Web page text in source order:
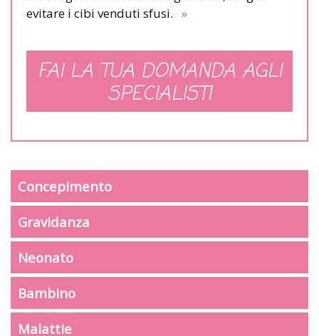
evitare i cibi venduti sfusi. »
FAI LA TUA DOMANDA AGLI
SPECIALISTI
Concepimento
Gravidanza
Neonato
Bambino
Malattie